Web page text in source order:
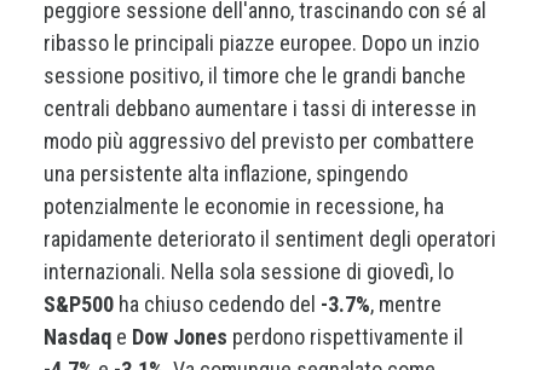
peggiore sessione dell'anno, trascinando con sé al
ribasso le principali piazze europee. Dopo un inzio
sessione positivo, il timore che le grandi banche
centrali debbano aumentare i tassi di interesse in
modo più aggressivo del previsto per combattere
una persistente alta inflazione, spingendo
potenzialmente le economie in recessione, ha
rapidamente deteriorato il sentiment degli operatori
internazionali. Nella sola sessione di giovedì, lo
S&P500 ha chiuso cedendo del -3.7%, mentre
Nasdaq e Dow Jones perdono rispettivamente il